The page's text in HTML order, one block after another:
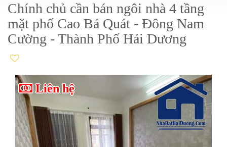
Chính chủ cần bán ngôi nhà 4 tầng
mặt phố Cao Bá Quát - Đông Nam
Cường - Thành Phố Hải Dương
Liên hệ